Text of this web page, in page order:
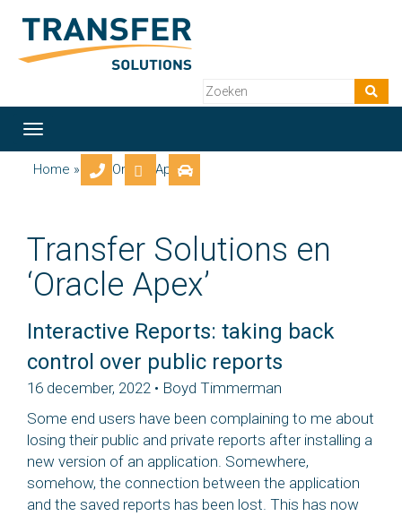
Toggle
navigation
Home » Tag: Oracle Apex
Transfer Solutions en
‘Oracle Apex’
Interactive Reports: taking back
control over public reports
16 december, 2022 • Boyd Timmerman
Some end users have been complaining to me about
losing their public and private reports after installing a
new version of an application. Somewhere,
somehow, the connection between the application
and the saved reports has been lost. This has now